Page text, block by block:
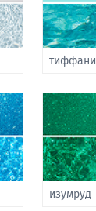
тиффани
изумруд